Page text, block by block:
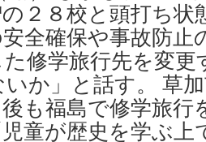
２８校と頭打ち状
全確保や事故防止
修学旅行先を変
か」と話す。 草
も福島で修学旅行
童が歴史を学ぶ上